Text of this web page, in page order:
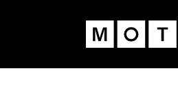
Motoloft